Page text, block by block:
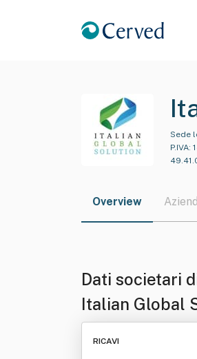
Sede
P.IVA:
Overview
Dati societari
Italian Global
Srl
RICAVI